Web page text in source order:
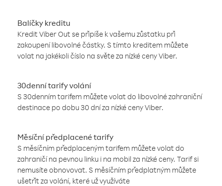
Balíčky kreditu
Kredit Viber Out se připíše k vašemu zůstatku při
zakoupení libovolné částky. S tímto kreditem můžete
volat na jakékoli číslo na světe za nízké ceny Viber.
30denní tarify volání
S 30denním tarifem můžete volat do libovolné zahraniční
destinace po dobu 30 dní za nízké ceny Viber.
Měsíční předplacené tarify
S měsíčním předplaceným tarifem můžete volat do
zahraničí na pevnou linku i na mobil za nízké ceny. Tarif si
nemusíte obnovovat. S měsíčním předplatným můžete
ušetřit za volání, které už využíváte